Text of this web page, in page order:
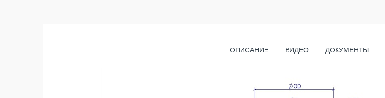
ОПИСАНИЕ ВИДЕО ДОКУМЕНТЫ